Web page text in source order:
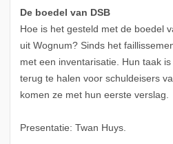
De boedel van DSB
Hoe is het gesteld met de boedel
uit Wognum? Sinds het
met een inventarisatie. Hun taak
terug te halen voor schuldeisers
komen ze met hun eerste verslag.
Presentatie: Twan Huys.